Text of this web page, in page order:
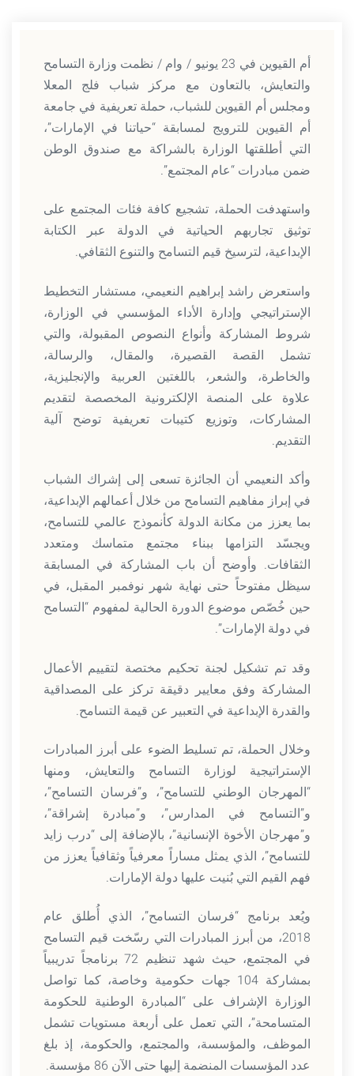
أم القيوين في 23 يونيو / وام / نظمت وزارة التسامح
والتعايش، بالتعاون مع مركز شباب فلج المعلا
ومجلس أم القيوين للشباب، حملة تعريفية في جامعة
أم القيوين للترويج لمسابقة “حياتنا في الإمارات”،
التي أطلقتها الوزارة بالشراكة مع صندوق الوطن
ضمن مبادرات “عام المجتمع”.
واستهدفت الحملة، تشجيع كافة فئات المجتمع على
توثيق تجاربهم الحياتية في الدولة عبر الكتابة
الإبداعية، لترسيخ قيم التسامح والتنوع الثقافي.
واستعرض راشد إبراهيم النعيمي، مستشار التخطيط
الإستراتيجي وإدارة الأداء المؤسسي في الوزارة،
شروط المشاركة وأنواع النصوص المقبولة، والتي
تشمل القصة القصيرة، والمقال، والرسالة،
والخاطرة، والشعر، باللغتين العربية والإنجليزية،
علاوة على المنصة الإلكترونية المخصصة لتقديم
المشاركات، وتوزيع كتيبات تعريفية توضح آلية
التقديم.
وأكد النعيمي أن الجائزة تسعى إلى إشراك الشباب
في إبراز مفاهيم التسامح من خلال أعمالهم الإبداعية،
بما يعزز من مكانة الدولة كأنموذج عالمي للتسامح،
ويجسّد التزامها ببناء مجتمع متماسك ومتعدد
الثقافات. وأوضح أن باب المشاركة في المسابقة
سيظل مفتوحاً حتى نهاية شهر نوفمبر المقبل، في
حين خُصّص موضوع الدورة الحالية لمفهوم “التسامح
في دولة الإمارات”.
وقد تم تشكيل لجنة تحكيم مختصة لتقييم الأعمال
المشاركة وفق معايير دقيقة تركز على المصداقية
والقدرة الإبداعية في التعبير عن قيمة التسامح.
وخلال الحملة، تم تسليط الضوء على أبرز المبادرات
الإستراتيجية لوزارة التسامح والتعايش، ومنها
“المهرجان الوطني للتسامح”، و”فرسان التسامح”،
و”التسامح في المدارس”، و”مبادرة إشراقة”،
و”مهرجان الأخوة الإنسانية”، بالإضافة إلى “درب زايد
للتسامح”، الذي يمثل مساراً معرفياً وثقافياً يعزز من
فهم القيم التي بُنيت عليها دولة الإمارات.
ويُعد برنامج “فرسان التسامح”، الذي أُطلق عام
2018، من أبرز المبادرات التي رسّخت قيم التسامح
في المجتمع، حيث شهد تنظيم 72 برنامجاً تدريبياً
بمشاركة 104 جهات حكومية وخاصة، كما تواصل
الوزارة الإشراف على “المبادرة الوطنية للحكومة
المتسامحة”، التي تعمل على أربعة مستويات تشمل
الموظف، والمؤسسة، والمجتمع، والحكومة، إذ بلغ
عدد المؤسسات المنضمة إليها حتى الآن 86 مؤسسة.